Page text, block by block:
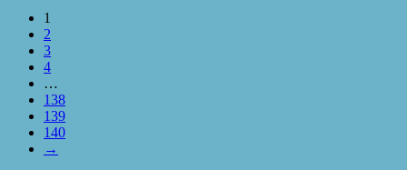
1
2
3
4
…
138
139
140
→